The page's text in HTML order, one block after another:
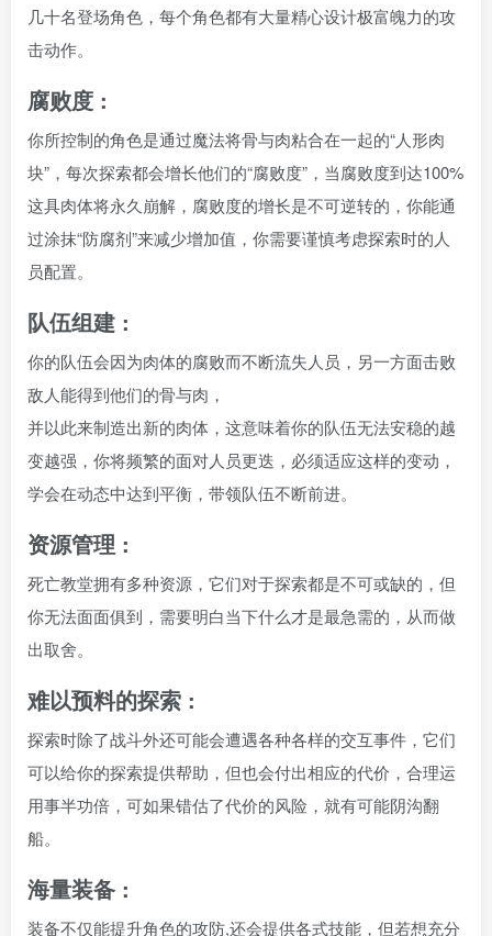
几十名登场角色，每个角色都有大量精心设计极富魄力的攻
击动作。
腐败度 :
你所控制的角色是通过魔法将骨与肉粘合在一起的“人形肉
块”，每次探索都会增长他们的“腐败度”，当腐败度到达100%
这具肉体将永久崩解，腐败度的增长是不可逆转的，你能通
过涂抹“防腐剂”来减少增加值，你需要谨慎考虑探索时的人
员配置。
队伍组建 :
你的队伍会因为肉体的腐败而不断流失人员，另一方面击败
敌人能得到他们的骨与肉，
并以此来制造出新的肉体，这意味着你的队伍无法安稳的越
变越强，你将频繁的面对人员更迭，必须适应这样的变动，
学会在动态中达到平衡，带领队伍不断前进。
资源管理 :
死亡教堂拥有多种资源，它们对于探索都是不可或缺的，但
你无法面面俱到，需要明白当下什么才是最急需的，从而做
出取舍。
难以预料的探索 :
探索时除了战斗外还可能会遭遇各种各样的交互事件，它们
可以给你的探索提供帮助，但也会付出相应的代价，合理运
用事半功倍，可如果错估了代价的风险，就有可能阴沟翻
船。
海量装备 :
装备不仅能提升角色的攻防,还会提供各式技能，但若想充分